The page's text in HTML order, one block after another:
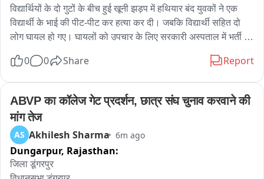
विद्यार्थियों के दो गुटों के बीच हुई खूनी झड़प में हथियार बंद युवकों ने एक
विद्यार्थी के भाई की पीट-पीट कर हत्या कर दी। जबकि विद्यार्थी सहित दो
लोग घायल हो गए। घायलों को उपचार के लिए सरकारी अस्पताल में भर्ती
कर दी है।
सरकारी अस्पताल में उपचाराधीन करीब 22 वर्षीय गगन पुत्र जगमीत सिंह
निवासी किल्लियांवाली ने बताया कि वह सैय्य্যदांवाली के सरकारी स्कूल में
11वीं कक्षा का छात्र है और स्कूल के बाहर उसका कुछ विद्यार्थियों के साथ
विवाद हो गया था। इसी रंजिश के चलते अगले दिन दूसरे पक्ष के विद्यार्थियों ने
शहर से अपने कुछ साथियों को बुला लिया। इसकी जानकारी मिलने पर
उसने अपने बड़े भाई लवप्रीत को पूरे घटनाक्रम से अवगत कराया। गगन के
0 0 Share Report
ABVP का कॉलेज गेट प्रदर्शन, छात्र संघ चुनाव करवाने की
मांग तेज
AS Akhilesh Sharma 6m ago
Dungarpur, Rajasthan:
जिला डूंगरपुर